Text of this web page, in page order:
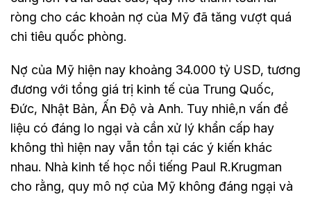
ròng cho các khoản nợ của Mỹ đã tăng vượt quá
chi tiêu quốc phòng.
Nợ của Mỹ hiện nay khoảng 34.000 tỷ USD, tương
đương với tổng giá trị kinh tế của Trung Quốc,
Đức, Nhật Bản, Ấn Độ và Anh. Tuy nhiê,n vấn đề
liệu có đáng lo ngại và cần xử lý khẩn cấp hay
không thì hiện nay vẫn tồn tại các ý kiến khác
nhau. Nhà kinh tế học nổi tiếng Paul R.Krugman
cho rằng, quy mô nợ của Mỹ không đáng ngại và